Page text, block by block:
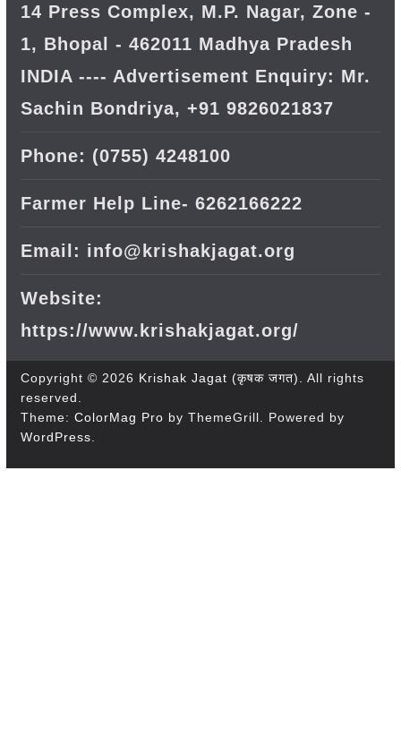
14 Press Complex, M.P. Nagar, Zone -
1, Bhopal - 462011 Madhya Pradesh
INDIA ---- Advertisement Enquiry: Mr.
Sachin Bondriya, +91 9826021837
Phone: (0755) 4248100
Farmer Help Line- 6262166222
Email: info@krishakjagat.org
Website:
https://www.krishakjagat.org/
Copyright © 2026 Krishak Jagat (कृषक जगत). All rights
reserved.
Theme: ColorMag Pro by ThemeGrill. Powered by
WordPress.